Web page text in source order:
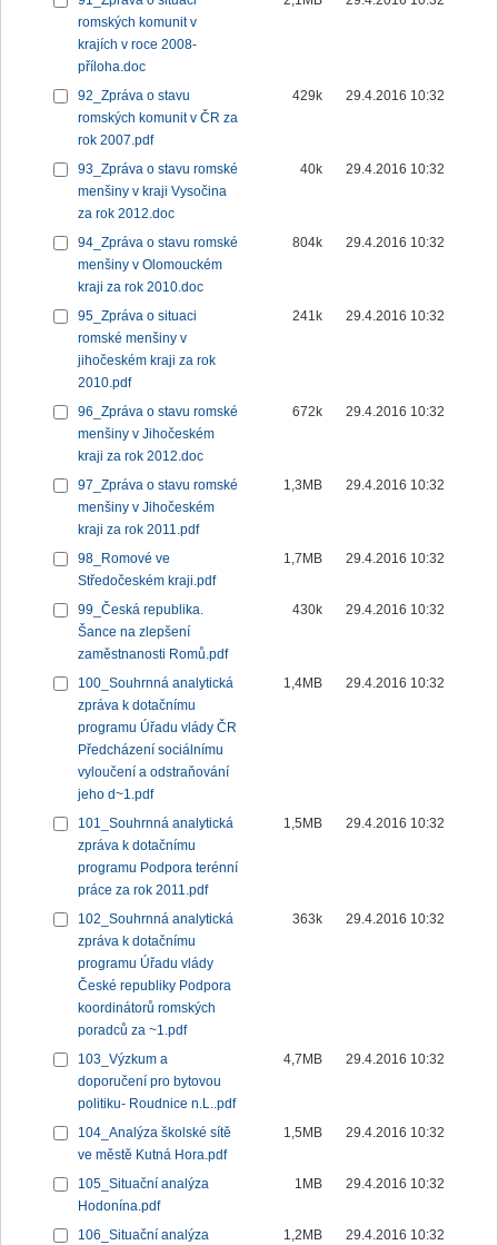
romských komunit v
krajích v roce 2008-
příloha.doc
92_Zpráva o stavu
romských komunit v ČR za
rok 2007.pdf
429k 29.4.2016 10:32
93_Zpráva o stavu romské
menšiny v kraji Vysočina
za rok 2012.doc
40k 29.4.2016 10:32
94_Zpráva o stavu romské
menšiny v Olomouckém
kraji za rok 2010.doc
804k 29.4.2016 10:32
95_Zpráva o situaci
romské menšiny v
jihočeském kraji za rok
2010.pdf
241k 29.4.2016 10:32
96_Zpráva o stavu romské
menšiny v Jihočeském
kraji za rok 2012.doc
672k 29.4.2016 10:32
97_Zpráva o stavu romské
menšiny v Jihočeském
kraji za rok 2011.pdf
1,3MB 29.4.2016 10:32
98_Romové ve
Středočeském kraji.pdf
1,7MB 29.4.2016 10:32
99_Česká republika.
Šance na zlepšení
zaměstnanosti Romů.pdf
430k 29.4.2016 10:32
100_Souhrnná analytická
zpráva k dotačnímu
programu Úřadu vlády ČR
Předcházení sociálnímu
vyloučení a odstraňování
jeho d~1.pdf
1,4MB 29.4.2016 10:32
101_Souhrnná analytická
zpráva k dotačnímu
programu Podpora terénní
práce za rok 2011.pdf
1,5MB 29.4.2016 10:32
102_Souhrnná analytická
zpráva k dotačnímu
programu Úřadu vlády
České republiky Podpora
koordinátorů romských
poradců za ~1.pdf
363k 29.4.2016 10:32
103_Výzkum a
doporučení pro bytovou
politiku- Roudnice n.L..pdf
4,7MB 29.4.2016 10:32
104_Analýza školské sítě
ve městě Kutná Hora.pdf
1,5MB 29.4.2016 10:32
105_Situační analýza
Hodonína.pdf
1MB 29.4.2016 10:32
106_Situační analýza
1,2MB 29.4.2016 10:32